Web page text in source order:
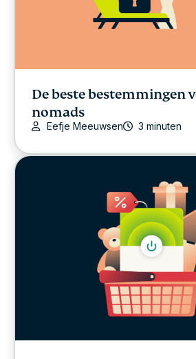
De beste bestemmingen
nomads
Eefje Meeuwsen 3 minuten